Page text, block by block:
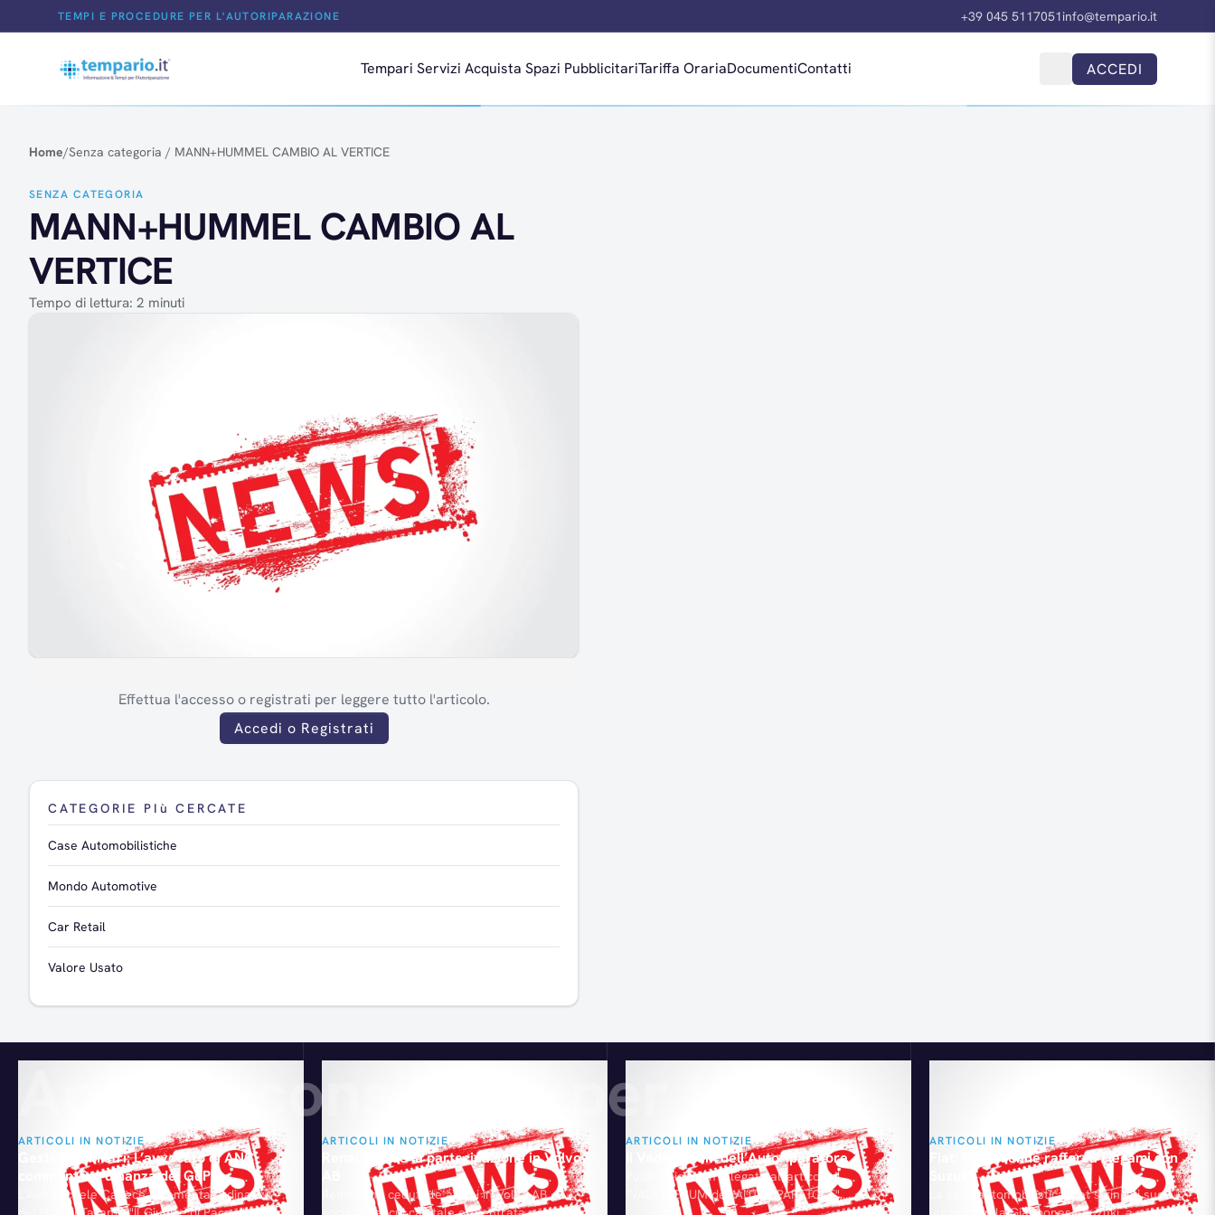
Salta al contenutoTEMPI E PROCEDURE PER L'AUTORIPARAZIONE +39 045 5117051info@tempario.it
Tempari Servizi Acquista Spazi PubblicitariTariffa OrariaDocumentiContatti ACCEDI
Home/Senza categoria / MANN+HUMMEL CAMBIO AL VERTICE
SENZA CATEGORIA
MANN+HUMMEL CAMBIO AL
VERTICE
Tempo di lettura: 2 minuti
Effettua l'accesso o registrati per leggere tutto l'articolo.
Accedi o Registrati
CATEGORIE PIù CERCATE
Case Automobilistiche
Mondo Automotive
Car Retail
Valore Usato
Articoli consigliati per te
ARTICOLI IN NOTIZIE
Gestione sinistri: L’avvocato di ANC
commenta ordinanza del GdP
L'Avv. Michele Capece commenta ordinanza
ARTICOLI IN NOTIZIE
Renault cede la partecipazione in Volvo
Renault ha ceduto le azioni in Volvo AB,
ARTICOLI IN NOTIZIE
Il Vademecum dell’Autoriparatore
Pubblichiamo in allegato all'articolo il
"VADEMECUM dell'AUTORIPARATORE",
ARTICOLI IN NOTIZIE
Fiat: Marchionne rafforza i legami con
La casa automobilistica Fiat stringe i suoi